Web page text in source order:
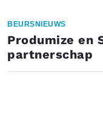
BEURSNIEUWS
Produmize en
partnerschap